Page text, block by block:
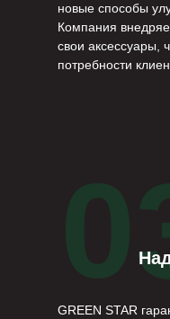
новые способы
Компания
свои аксессуары,
потребности
GREEN STAR